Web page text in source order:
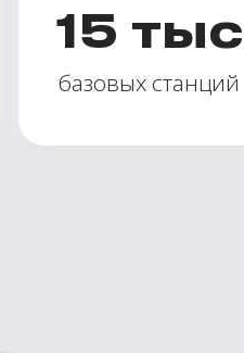
15 тыс
базовых станций